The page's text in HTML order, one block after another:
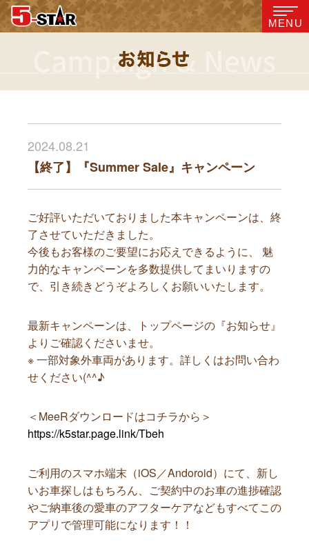
MENU
2024.08.21
【終了】『Summer Sale』キャンペーン
ご好評いただいておりました本キャンペーンは、終
了させていただきました。
今後もお客様のご要望にお応えできるように、 魅
力的なキャンペーンを多数提供してまいりますの
で、引き続きどうぞよろしくお願いいたします。
最新キャンペーンは、トップページの『お知らせ』
よりご確認くださいませ。
※ 一部対象外車両があります。詳しくはお問い合わ
せください(^^♪
＜MeeRダウンロードはコチラから＞
https://k5star.page.link/Tbeh
ご利用のスマホ端末（iOS／Andoroid）にて、新し
いお車探しはもちろん、ご契約中のお車の進捗確認
やご納車後の愛車のアフターケアなどもすべてこの
アプリで管理可能になります！！